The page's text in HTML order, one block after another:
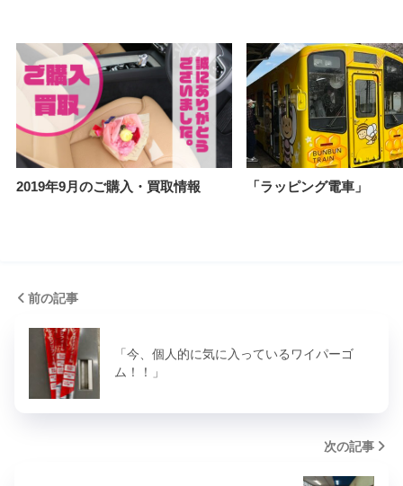
2019年9月のご購入・買取情報 「ラッピング電車」
前の記事
「今、個人的に気に入っているワイパーゴ
ム！！」
次の記事